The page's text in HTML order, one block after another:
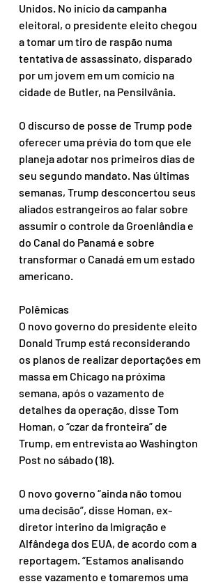
Unidos. No início da campanha
eleitoral, o presidente eleito chegou
a tomar um tiro de raspão numa
tentativa de assassinato, disparado
por um jovem em um comício na
cidade de Butler, na Pensilvânia.
O discurso de posse de Trump pode
oferecer uma prévia do tom que ele
planeja adotar nos primeiros dias de
seu segundo mandato. Nas últimas
semanas, Trump desconcertou seus
aliados estrangeiros ao falar sobre
assumir o controle da Groenlândia e
do Canal do Panamá e sobre
transformar o Canadá em um estado
americano.
Polêmicas
O novo governo do presidente eleito
Donald Trump está reconsiderando
os planos de realizar deportações em
massa em Chicago na próxima
semana, após o vazamento de
detalhes da operação, disse Tom
Homan, o “czar da fronteira” de
Trump, em entrevista ao Washington
Post no sábado (18).
O novo governo “ainda não tomou
uma decisão”, disse Homan, ex-
diretor interino da Imigração e
Alfândega dos EUA, de acordo com a
reportagem. “Estamos analisando
esse vazamento e tomaremos uma